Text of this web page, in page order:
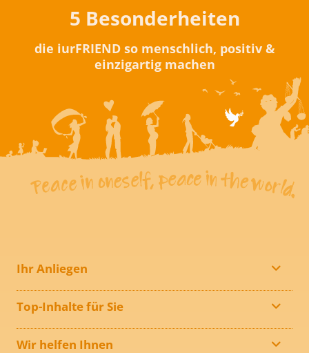
5 Besonderheiten
die iurFRIEND so menschlich, positiv &
einzigartig machen
Ihr Anliegen
Top-Inhalte für Sie
Wir helfen Ihnen